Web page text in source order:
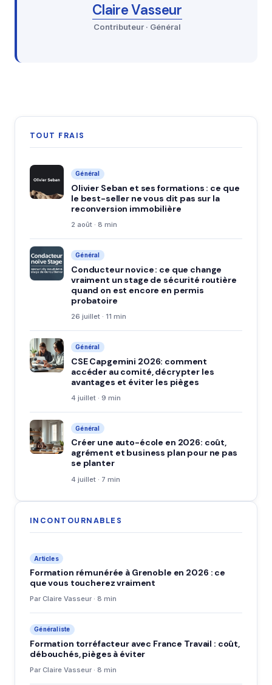
Claire Vasseur
Contributeur · Général
TOUT FRAIS
Général
Olivier Seban et ses formations : ce que
le best-seller ne vous dit pas sur la
reconversion immobilière
2 août · 8 min
Général
Conducteur novice : ce que change
vraiment un stage de sécurité routière
quand on est encore en permis
probatoire
26 juillet · 11 min
Général
CSE Capgemini 2026: comment
accéder au comité, décrypter les
avantages et éviter les pièges
4 juillet · 9 min
Général
Créer une auto-école en 2026: coût,
agrément et business plan pour ne pas
se planter
4 juillet · 7 min
INCONTOURNABLES
Articles
Formation rémunérée à Grenoble en 2026 : ce
que vous toucherez vraiment
Par Claire Vasseur · 8 min
Généraliste
Formation torréfacteur avec France Travail : coût,
débouchés, pièges à éviter
Par Claire Vasseur · 8 min